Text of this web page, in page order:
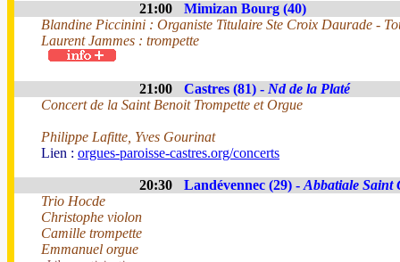
21:00
Mimizan Bourg (40)
Blandine Piccinini : Organiste Titulaire Ste Croix Daurade -
Laurent Jammes : trompette
21:00 Castres (81) - Nd de la Platé
Concert de la Saint Benoit Trompette et Orgue
Philippe Lafitte, Yves Gourinat
Lien : orgues-paroisse-castres.org/concerts
20:30 Landévennec (29) - Abbatiale Saint
Trio Hocde
Christophe violon
Camille trompette
Emmanuel orgue